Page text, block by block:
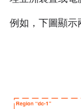
例如，下圖顯示